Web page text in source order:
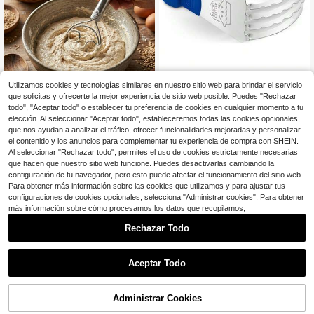
Ahorro de $10.01
Local
Juego de 2 piezas de herrami
entas de cocina y repostería para el
hogar, mezclador manual de masa y
batidor de huevos de acero inoxida
ble, accesorios versátiles de agitaci
ón de cocina
$3.89 -72%
or de Masa de Acero Inoxidable Res
istente, Mango Cómodo, Apto para
Lavavajillas, Masa de Tarta Hojaldr
ada y Galletas - Azul
$28.70 -45%
Envío Rápido
Local Juego de 2 piezas de herrami
entas manuales de cocina, mezclad
$4.02 -75%
1
Utilizamos cookies y tecnologías similares en nuestro sitio web para brindar el servicio
que solicitas y ofrecerte la mejor experiencia de sitio web posible. Puedes "Rechazar
todo", "Aceptar todo" o establecer tu preferencia de cookies en cualquier momento a tu
elección. Al seleccionar "Aceptar todo", estableceremos todas las cookies opcionales,
que nos ayudan a analizar el tráfico, ofrecer funcionalidades mejoradas y personalizar
el contenido y los anuncios para complementar tu experiencia de compra con SHEIN.
Al seleccionar "Rechazar todo", permites el uso de cookies estrictamente necesarias
que hacen que nuestro sitio web funcione. Puedes desactivarlas cambiando la
configuración de tu navegador, pero esto puede afectar el funcionamiento del sitio web.
Para obtener más información sobre las cookies que utilizamos y para ajustar tus
configuraciones de cookies opcionales, selecciona "Administrar cookies". Para obtener
más información sobre cómo procesamos los datos que recopilamos,
Rechazar Todo
Aceptar Todo
Administrar Cookies